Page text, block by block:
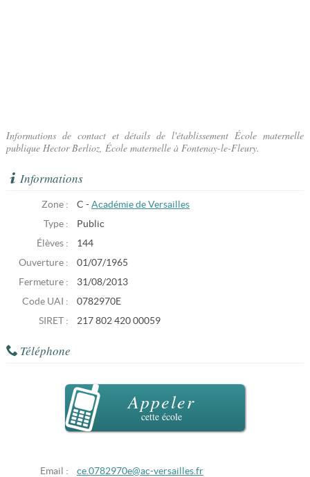
Informations de contact et détails de l'établissement École maternelle
publique Hector Berlioz, École maternelle à Fontenay-le-Fleury.
Informations
Zone : C - Académie de Versailles
Type :
Public
Élèves :
144
Ouverture :
01/07/1965
Fermeture :
31/08/2013
Code UAI :
0782970E
SIRET :
217 802 420 00059
Téléphone
Appeler
cette école
Email : ce.0782970e@ac-versailles.fr